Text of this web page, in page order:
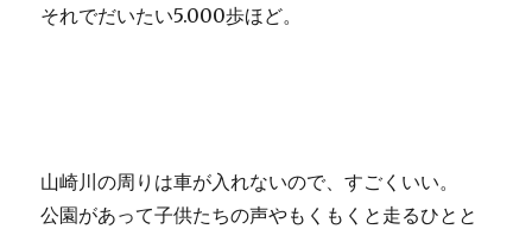
それでだいたい5.000歩ほど。
山崎川の周りは車が入れないので、すごくいい。
公園があって子供たちの声やもくもくと走るひとと